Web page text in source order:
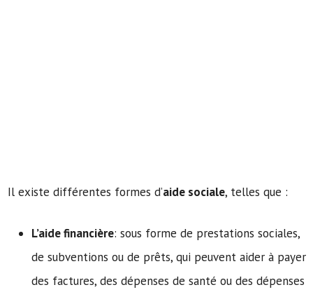
Il existe différentes formes d’aide sociale, telles que :
L’aide financière: sous forme de prestations sociales,
de subventions ou de prêts, qui peuvent aider à payer
des factures, des dépenses de santé ou des dépenses